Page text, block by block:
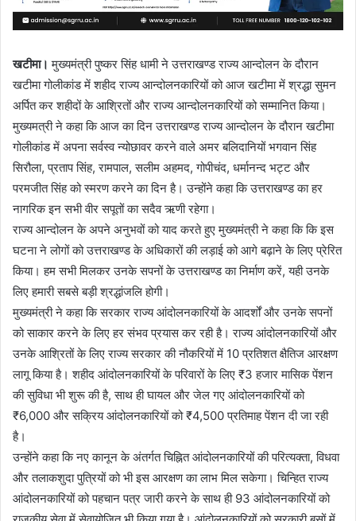
खटीमा। मुख्यमंत्री पुष्कर सिंह धामी ने उत्तराखण्ड राज्य आन्दोलन के दौरान
खटीमा गोलीकांड में शहीद राज्य आन्दोलनकारियों को आज खटीमा में श्रद्धा सुमन
अर्पित कर शहीदों के आश्रितों और राज्य आन्दोलनकारियों को सम्मानित किया।
मुख्यमत्री ने कहा कि आज का दिन उत्तराखण्ड राज्य आन्दोलन के दौरान खटीमा
गोलीकांड में अपना सर्वस्व न्योछावर करने वाले अमर बलिदानियों भगवान सिंह
सिरौला, प्रताप सिंह, रामपाल, सलीम अहमद, गोपीचंद, धर्मानन्द भट्ट और
परमजीत सिंह को स्मरण करने का दिन है। उन्होंने कहा कि उत्तराखण्ड का हर
नागरिक इन सभी वीर सपूतों का सदैव ऋणी रहेगा।
राज्य आन्दोलन के अपने अनुभवों को याद करते हुए मुख्यमंत्री ने कहा कि कि इस
घटना ने लोगों को उत्तराखण्ड के अधिकारों की लड़ाई को आगे बढ़ाने के लिए प्रेरित
किया। हम सभी मिलकर उनके सपनों के उत्तराखण्ड का निर्माण करें, यही उनके
लिए हमारी सबसे बड़ी श्रद्धांजलि होगी।
मुख्यमंत्री ने कहा कि सरकार राज्य आंदोलनकारियों के आदर्शों और उनके सपनों
को साकार करने के लिए हर संभव प्रयास कर रही है। राज्य आंदोलनकारियों और
उनके आश्रितों के लिए राज्य सरकार की नौकरियों में 10 प्रतिशत क्षैतिज आरक्षण
लागू किया है। शहीद आंदोलनकारियों के परिवारों के लिए ₹3 हजार मासिक पेंशन
की सुविधा भी शुरू की है, साथ ही घायल और जेल गए आंदोलनकारियों को
₹6,000 और सक्रिय आंदोलनकारियों को ₹4,500 प्रतिमाह पेंशन दी जा रही
है।
उन्होंने कहा कि नए कानून के अंतर्गत चिह्नित आंदोलनकारियों की परित्यक्ता, विधवा
और तलाकशुदा पुत्रियों को भी इस आरक्षण का लाभ मिल सकेगा। चिन्हित राज्य
आंदोलनकारियों को पहचान पत्र जारी करने के साथ ही 93 आंदोलनकारियों को